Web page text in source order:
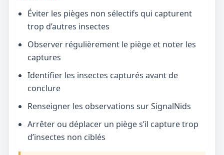
Éviter les pièges non sélectifs qui capturent
trop d’autres insectes
Observer régulièrement le piège et noter les
captures
Identifier les insectes capturés avant de
conclure
Renseigner les observations sur SignalNids
Arrêter ou déplacer un piège s’il capture trop
d’insectes non ciblés